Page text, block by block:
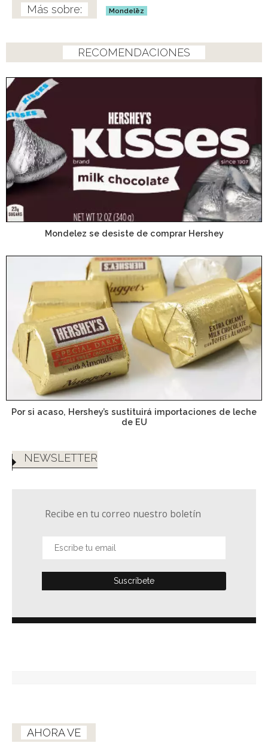
Mondelēz
RECOMENDACIONES
Mondelez se desiste de comprar Hershey
Por si acaso, Hershey’s sustituirá importaciones de leche
de EU
NEWSLETTER
Recibe en tu correo nuestro boletín
AHORA VE